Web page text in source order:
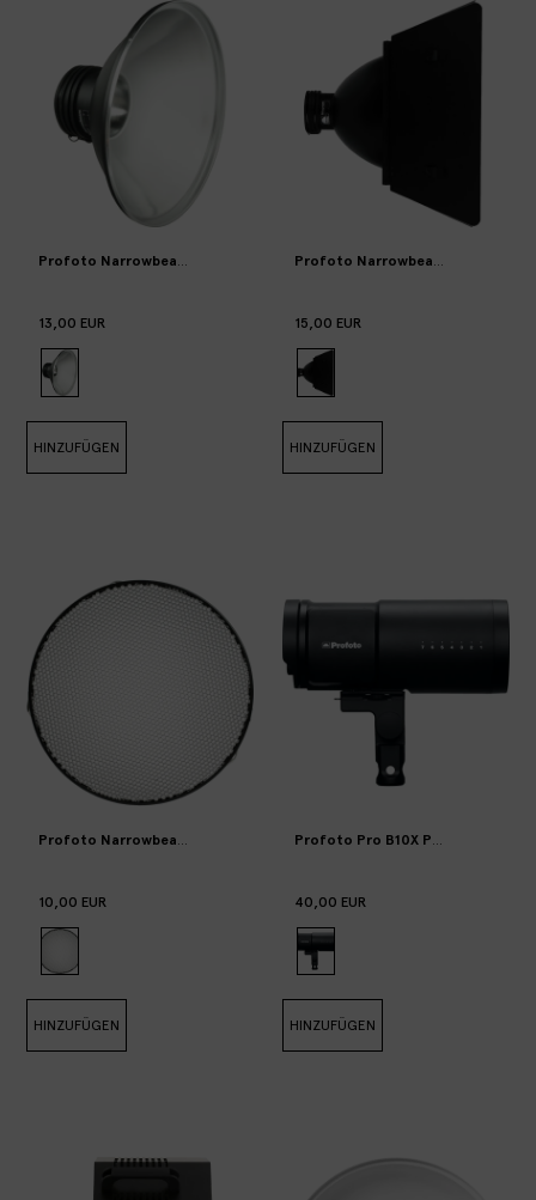
Profoto Narrowbeam reflector
13,00 EUR
HINZUFÜGEN
Profoto Narrowbeam/Tele/
15,00 EUR
HINZUFÜGEN
Profoto Narrowbeam/Tele/Magnum grid
10,00 EUR
HINZUFÜGEN
Profoto Pro B10X Plus
40,00 EUR
HINZUFÜGEN